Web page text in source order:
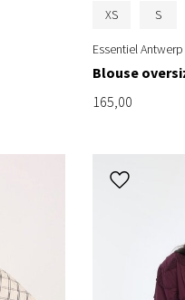
XS S
Essentiel Antwerp
Blouse
165,00